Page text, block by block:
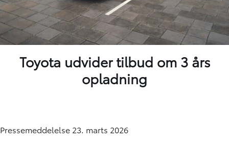
Toyota udvider tilbud om 3 års
opladning
Pressemeddelelse 23. marts 2026